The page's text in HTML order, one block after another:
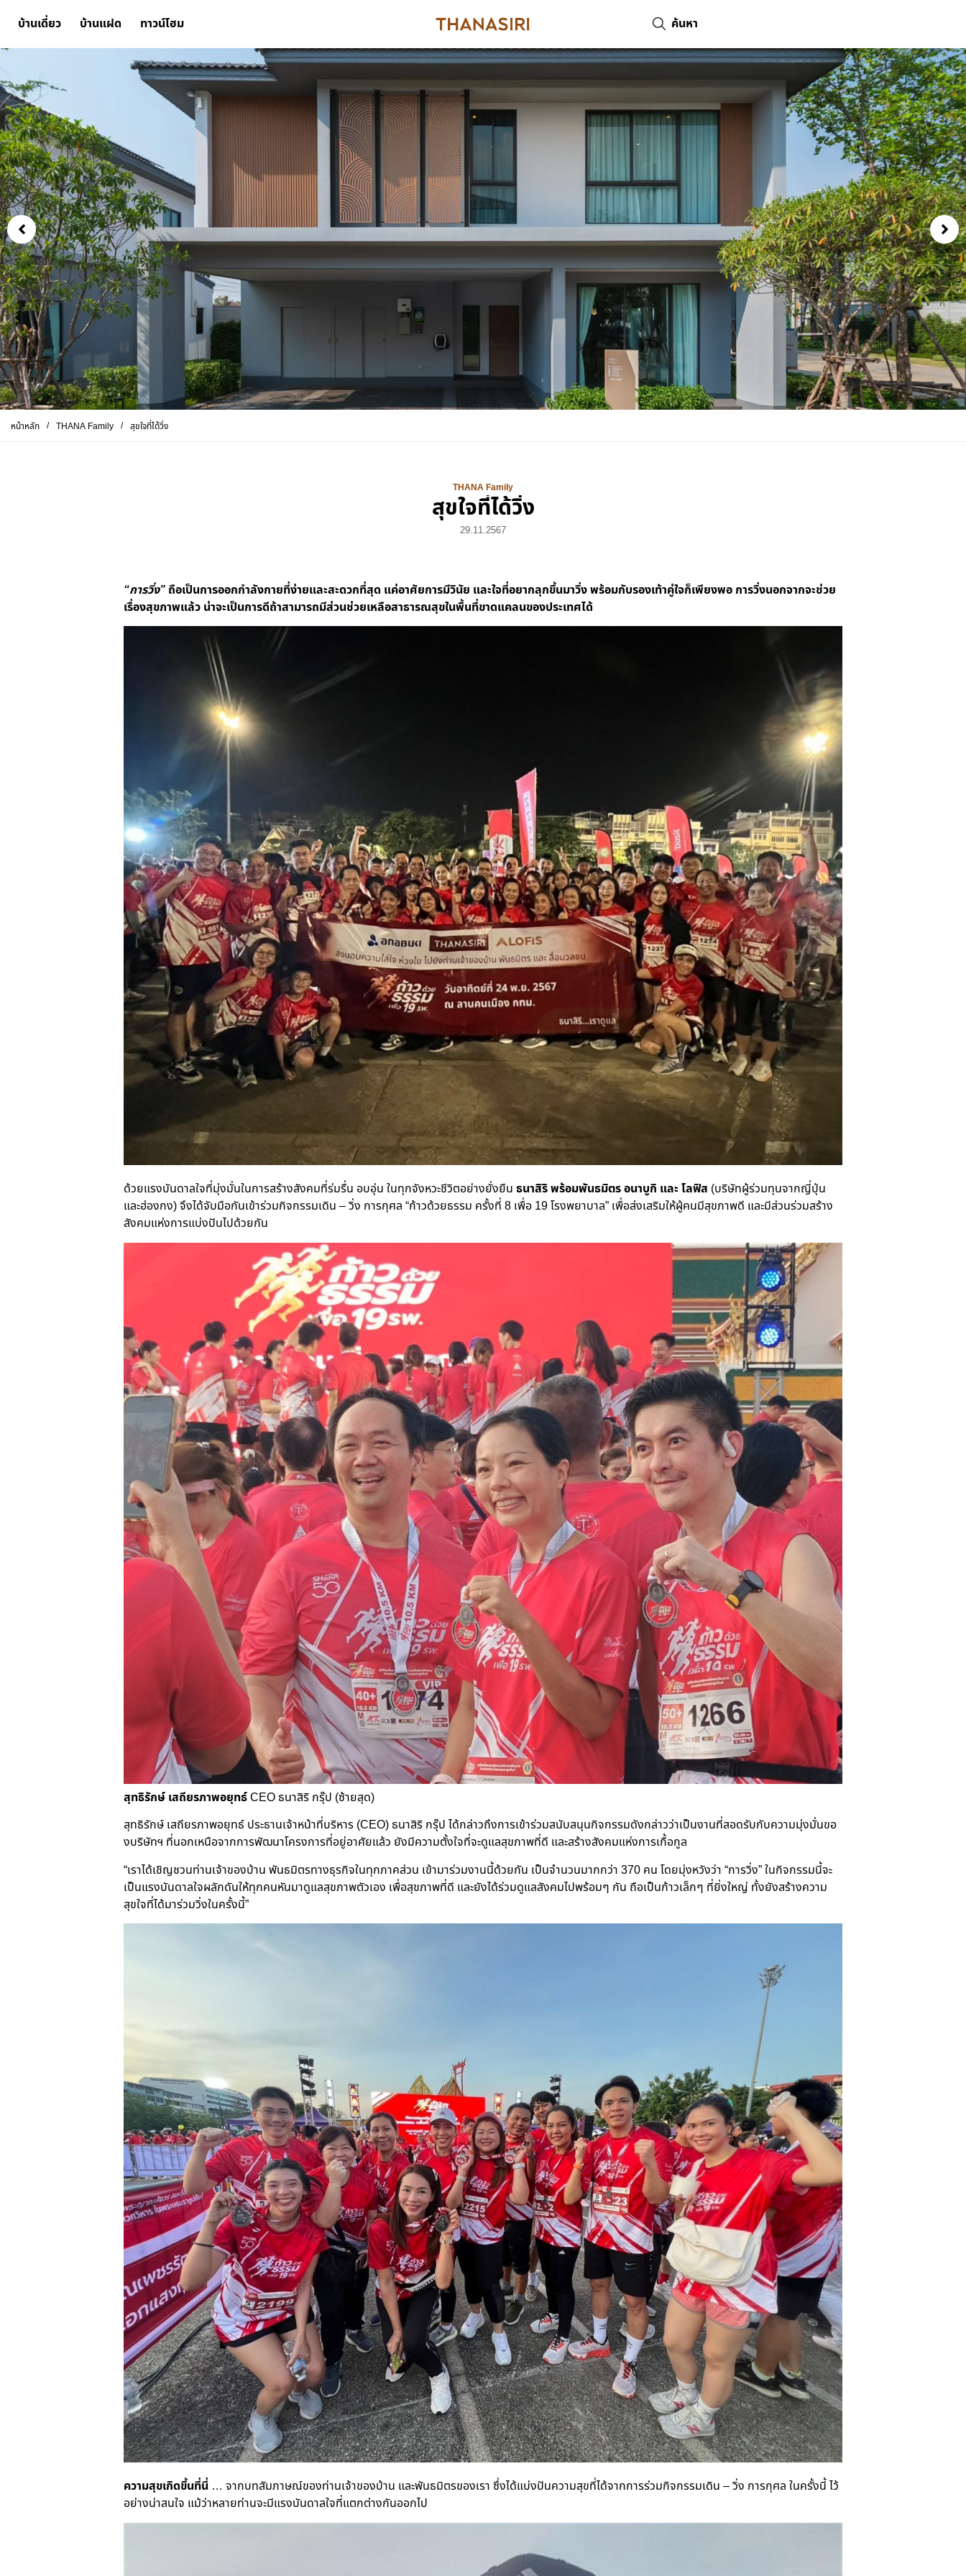
บ้านเดี่ยว บ้านแฝด ทาวน์โฮม ค้นหา
หน้าหลัก / THANA Family / สุขใจที่ได้วิ่ง
THANA Family
สุขใจที่ได้วิ่ง
29.11.2567
“การวิ่ง” ถือเป็นการออกกำลังกายที่ง่ายและสะดวกที่สุด แค่อาศัยการมีวินัย และใจที่อยากลุกขึ้นมาวิ่ง พร้อมกับรองเท้าคู่ใจก็เพียงพอ การวิ่งนอกจากจะช่วย
เรื่องสุขภาพแล้ว น่าจะเป็นการดีถ้าสามารถมีส่วนช่วยเหลือสาธารณสุขในพื้นที่ขาดแคลนของประเทศได้
ด้วยแรงบันดาลใจที่มุ่งมั่นในการสร้างสังคมที่ร่มรื่น อบอุ่น ในทุกจังหวะชีวิตอย่างยั่งยืน ธนาสิริ พร้อมพันธมิตร อนาบูกิ และ โลฟิส (บริษัทผู้ร่วมทุนจากญี่ปุ่น
และฮ่องกง) จึงได้จับมือกันเข้าร่วมกิจกรรมเดิน – วิ่ง การกุศล “ก้าวด้วยธรรม ครั้งที่ 8 เพื่อ 19 โรงพยาบาล” เพื่อส่งเสริมให้ผู้คนมีสุขภาพดี และมีส่วนร่วมสร้าง
สังคมแห่งการแบ่งปันไปด้วยกัน
สุทธิรักษ์ เสถียรภาพอยุทธ์CEO ธนาสิริ กรุ๊ป (ซ้ายสุด)
สุทธิรักษ์ เสถียรภาพอยุทธ์ ประธานเจ้าหน้าที่บริหาร (CEO) ธนาสิริ กรุ๊ป ได้กล่าวถึงการเข้าร่วมสนับสนุนกิจกรรมดังกล่าวว่าเป็นงานที่สอดรับกับความมุ่งมั่นขอ
งบริษัทฯ ที่นอกเหนือจากการพัฒนาโครงการที่อยู่อาศัยแล้ว ยังมีความตั้งใจที่จะดูแลสุขภาพที่ดี และสร้างสังคมแห่งการเกื้อกูล
“เราได้เชิญชวนท่านเจ้าของบ้าน พันธมิตรทางธุรกิจในทุกภาคส่วน เข้ามาร่วมงานนี้ด้วยกัน เป็นจำนวนมากกว่า 370 คน โดยมุ่งหวังว่า “การวิ่ง” ในกิจกรรมนี้จะ
เป็นแรงบันดาลใจผลักดันให้ทุกคนหันมาดูแลสุขภาพตัวเอง เพื่อสุขภาพที่ดี และยังได้ร่วมดูแลสังคมไปพร้อมๆ กัน ถือเป็นก้าวเล็กๆ ที่ยิ่งใหญ่ ทั้งยังสร้างความ
สุขใจที่ได้มาร่วมวิ่งในครั้งนี้”
ความสุขเกิดขึ้นที่นี่ … จากบทสัมภาษณ์ของท่านเจ้าของบ้าน และพันธมิตรของเรา ซึ่งได้แบ่งปันความสุขที่ได้จากการร่วมกิจกรรมเดิน – วิ่ง การกุศล ในครั้งนี้ ไว้
อย่างน่าสนใจ แม้ว่าหลายท่านจะมีแรงบันดาลใจที่แตกต่างกันออกไป